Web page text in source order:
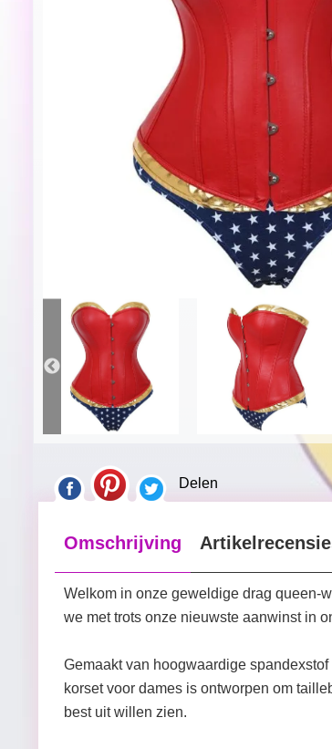
Delen
Omschrijving
Welkom in onze geweldige drag queen-
we met trots onze nieuwste aanwinst in
Gemaakt van hoogwaardige
korset voor dames is ontworpen om
best uit willen zien.